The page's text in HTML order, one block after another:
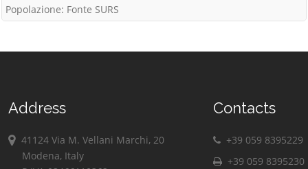
Popolazione: Fonte SURS
Address
41124 Via M. Vellani Marchi, 20
Modena, Italy
Contacts
+39 059 8395229
+39 059 8395230